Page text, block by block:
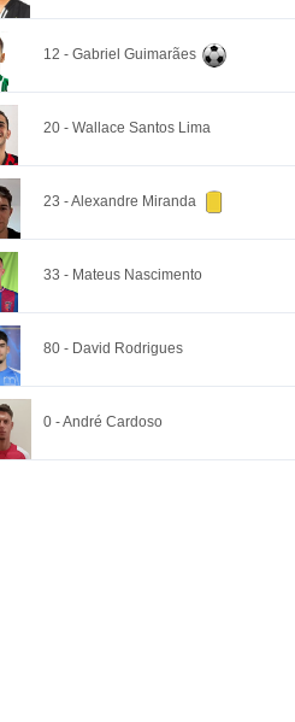
12 - Gabriel Guimarães
20 - Wallace Santos Lima
23 - Alexandre Miranda
33 - Mateus Nascimento
80 - David Rodrigues
0 - André Cardoso